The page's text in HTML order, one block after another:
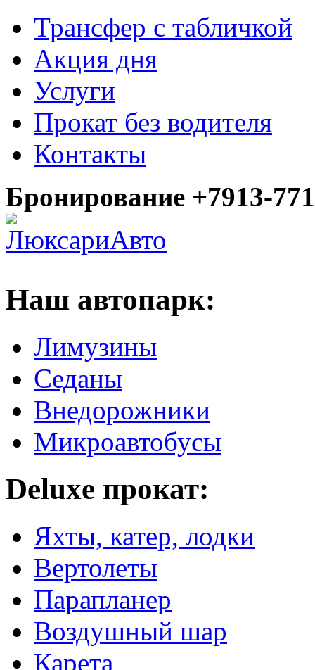
Трансфер с табличкой
Акция дня
Услуги
Прокат без водителя
Контакты
Бронирование +7913-
Наш автопарк:
Лимузины
Седаны
Внедорожники
Микроавтобусы
Deluxe прокат:
Яхты, катер, лодки
Вертолеты
Парапланер
Воздушный шар
Карета